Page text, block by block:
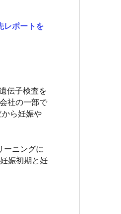
レポートを
伝子検査を
社の一部で
ら妊娠や
ーニングに
娠初期と妊